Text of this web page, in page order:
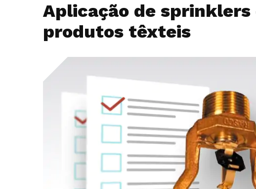
Aplicação de sprinklers
produtos têxteis